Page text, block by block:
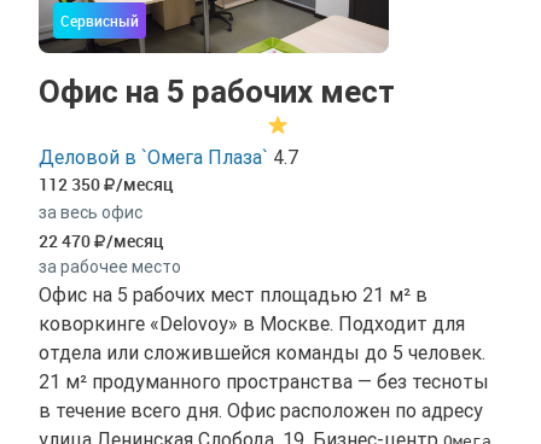
Сервисный
Офис на 5 рабочих мест
Деловой в `Омега Плаза` 4.7
112 350 /месяц
за весь офис
22 470 /месяц
за рабочее место
Офис на 5 рабочих мест площадью 21 м² в
коворкинге «Delovoy» в Москве. Подходит для
отдела или сложившейся команды до 5 человек.
21 м² продуманного пространства — без тесноты
в течение всего дня. Офис расположен по адресу
улица Ленинская Слобода, 19, Бизнес-центр